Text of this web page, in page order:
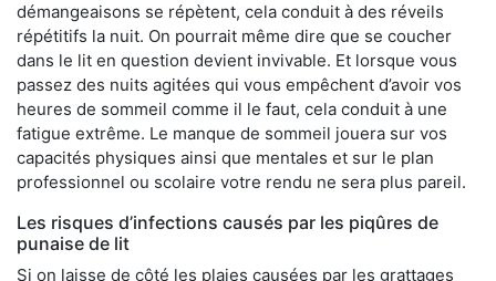
démangeaisons se répètent, cela conduit à des réveils
répétitifs la nuit. On pourrait même dire que se coucher
dans le lit en question devient invivable. Et lorsque vous
passez des nuits agitées qui vous empêchent d’avoir vos
heures de sommeil comme il le faut, cela conduit à une
fatigue extrême. Le manque de sommeil jouera sur vos
capacités physiques ainsi que mentales et sur le plan
professionnel ou scolaire votre rendu ne sera plus pareil.
Les risques d’infections causés par les piqûres de
punaise de lit
Si on laisse de côté les plaies causées par les grattages